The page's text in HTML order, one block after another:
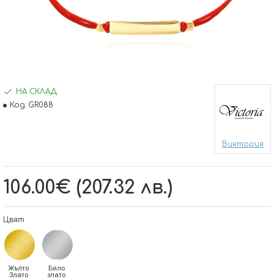
106.00€ (207.32 лв.)
НА СКЛАД
Код: GR088
Виктория
Цвят
Жълто
Злато
Бяло
злато